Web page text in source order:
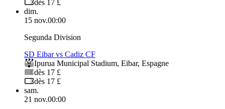
dès 17 £
dim.
15 nov.00:00
Segunda Division
SD Eibar vs Cadiz CF
Ipurua Municipal Stadium, Eibar, Espagne
dès 17 £
dès 17 £
sam.
21 nov.00:00